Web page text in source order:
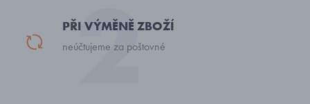
PŘI VÝMĚNĚ ZBOŽÍ
neúčtujeme za poštovné